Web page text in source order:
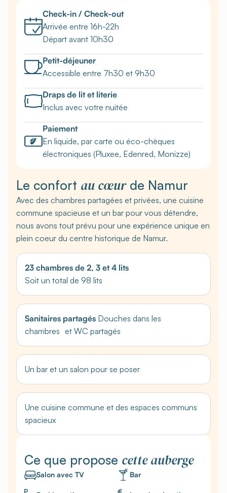
Check-in / Check-out
Arrivée entre 16h-22h
Départ avant 10h30
Petit-déjeuner
Accessible entre 7h30 et 9h30
Draps de lit et literie
Inclus avec votre nuitée
Paiement
En liquide, par carte ou éco-chèques
électroniques (Pluxee, Edenred, Monizze)
Le confort au cœurde Namur
Avec des chambres partagées et privées, une cuisine
commune spacieuse et un bar pour vous détendre,
nous avons tout prévu pour une expérience unique en
plein coeur du centre historique de Namur.
23 chambres de 2, 3 et 4 lits
Soit un total de 98 lits
Sanitaires partagés Douches dans les
chambres et WC partagés
Un bar et un salon pour se poser
Une cuisine commune et des espaces communs
spacieux
Ce que propose cette auberge
Salon avec TV Bar